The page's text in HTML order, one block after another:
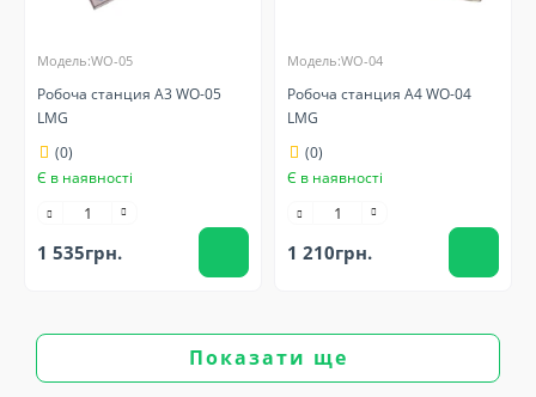
Модель:WO-05
Робоча станция А3 WO-05
LMG
(0)
Є в наявності
1 535грн.
Модель:WO-04
Робоча станция А4 WO-04
LMG
(0)
Є в наявності
1 210грн.
Показати ще